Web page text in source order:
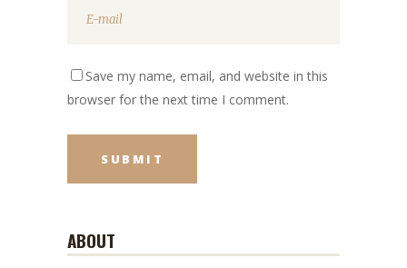
Save my name, email, and website in this
browser for the next time I comment.
ABOUT